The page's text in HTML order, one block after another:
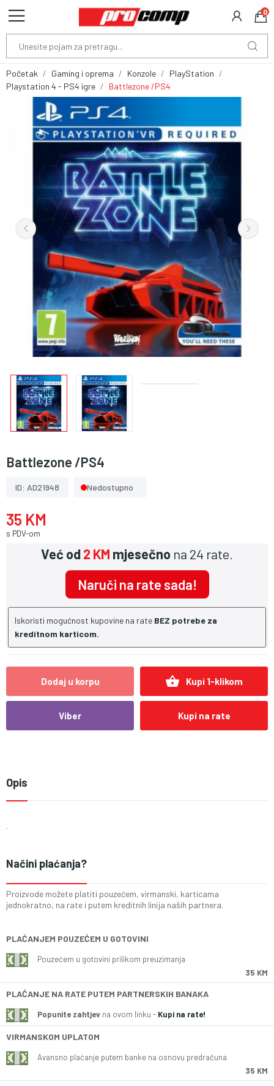
0
Početak Gaming i oprema Konzole
PlayStation
Playstation 4 - PS4 igre
Battlezone /PS4
Battlezone /PS4
ID: AD21948 Nedostupno
35 KM
s PDV-om
Već od2 KM mjesečno na 24 rate.
Naruči na rate sada!
Iskoristi mogućnost kupovine na rate BEZ potrebe za
kreditnom karticom.
Dodaj u korpu shopping_basket Kupi 1-klikom
Viber Kupi na rate
Opis
.
Načini plaćanja?
Proizvode možete platiti pouzećem, virmanski, karticama
jednokratno, na rate i putem kreditnih linija naših partnera.
PLAĆANJEM POUZEĆEM U GOTOVINI
Pouzećem u gotovini prilikom preuzimanja
35 KM
PLAĆANJE NA RATE PUTEM PARTNERSKIH BANAKA
Popunite zahtjev na ovom linku - Kupi na rate!
VIRMANSKOM UPLATOM
Avansno plaćanje putem banke na osnovu predračuna
35 KM